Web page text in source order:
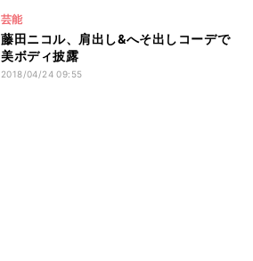
芸能
藤田ニコル、肩出し&へそ出しコーデで
美ボディ披露
2018/04/24 09:55